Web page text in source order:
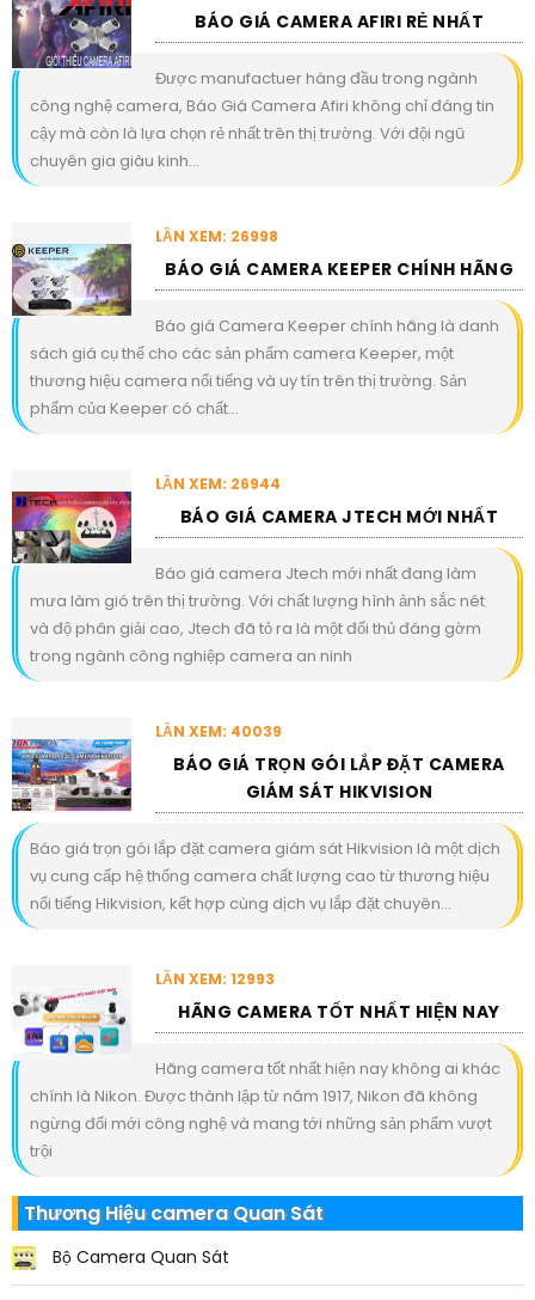
BÁO GIÁ CAMERA AFIRI RẺ NHẤT
Được manufactuer hàng đầu trong ngành
công nghệ camera, Báo Giá Camera Afiri không chỉ đáng tin
cậy mà còn là lựa chọn rẻ nhất trên thị trường. Với đội ngũ
chuyên gia giàu kinh...
LẦN XEM: 26998
BÁO GIÁ CAMERA KEEPER CHÍNH HÃNG
Báo giá Camera Keeper chính hãng là danh
sách giá cụ thể cho các sản phẩm camera Keeper, một
thương hiệu camera nổi tiếng và uy tín trên thị trường. Sản
phẩm của Keeper có chất...
LẦN XEM: 26944
BÁO GIÁ CAMERA JTECH MỚI NHẤT
Báo giá camera Jtech mới nhất đang làm
mưa làm gió trên thị trường. Với chất lượng hình ảnh sắc nét
và độ phân giải cao, Jtech đã tỏ ra là một đối thủ đáng gờm
trong ngành công nghiệp camera an ninh
LẦN XEM: 40039
BÁO GIÁ TRỌN GÓI LẮP ĐẶT CAMERA
GIÁM SÁT HIKVISION
Báo giá trọn gói lắp đặt camera giám sát Hikvision là một dịch
vụ cung cấp hệ thống camera chất lượng cao từ thương hiệu
nổi tiếng Hikvision, kết hợp cùng dịch vụ lắp đặt chuyên...
LẦN XEM: 12993
HÃNG CAMERA TỐT NHẤT HIỆN NAY
Hãng camera tốt nhất hiện nay không ai khác
chính là Nikon. Được thành lập từ năm 1917, Nikon đã không
ngừng đổi mới công nghệ và mang tới những sản phẩm vượt
trội
Thương Hiệu camera Quan Sát
Bộ Camera Quan Sát